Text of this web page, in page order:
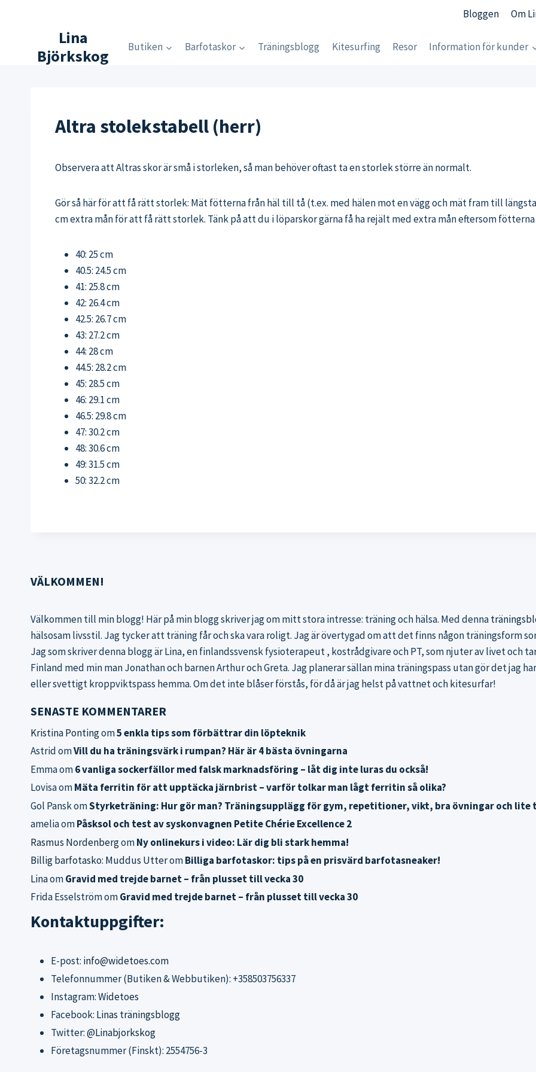
Bloggen Om
Lina
Björkskog
Butiken Barfotaskor Träningsblogg Kitesurfing Resor Information för kunder
Altra stolekstabell (herr)
Observera att Altras skor är små i storleken, så man behöver oftast ta en storlek större än normalt.
Gör så här för att få rätt storlek: Mät fötterna från häl till tå (t.ex. med hälen mot en vägg och mät fram till
cm extra mån för att få rätt storlek. Tänk på att du i löparskor gärna få ha rejält med extra mån eftersom
40: 25 cm
40.5: 24.5 cm
41: 25.8 cm
42: 26.4 cm
42.5: 26.7 cm
43: 27.2 cm
44: 28 cm
44.5: 28.2 cm
45: 28.5 cm
46: 29.1 cm
46.5: 29.8 cm
47: 30.2 cm
48: 30.6 cm
49: 31.5 cm
50: 32.2 cm
VÄLKOMMEN!
Välkommen till min blogg! Här på min blogg skriver jag om mitt stora intresse: träning och hälsa. Med denna
hälsosam livsstil. Jag tycker att träning får och ska vara roligt. Jag är övertygad om att det finns någon träningsform
Jag som skriver denna blogg är Lina, en finlandssvensk fysioterapeut , kostrådgivare och PT, som njuter av livet och
Finland med min man Jonathan och barnen Arthur och Greta. Jag planerar sällan mina träningspass utan gör det jag
eller svettigt kroppviktspass hemma. Om det inte blåser förstås, för då är jag helst på vattnet och kitesurfar!
SENASTE KOMMENTARER
Kristina Pontingom5 enkla tips som förbättrar din löpteknik
AstridomVill du ha träningsvärk i rumpan? Här är 4 bästa övningarna
Emmaom6 vanliga sockerfällor med falsk marknadsföring – låt dig inte luras du också!
LovisaomMäta ferritin för att upptäcka järnbrist – varför tolkar man lågt ferritin så olika?
Gol PanskomStyrketräning: Hur gör man? Träningsupplägg för gym, repetitioner, vikt, bra övningar och lite
ameliaomPåsksol och test av syskonvagnen Petite Chérie Excellence 2
Rasmus NordenbergomNy onlinekurs i video: Lär dig bli stark hemma!
Billig barfotasko: Muddus UtteromBilliga barfotaskor: tips på en prisvärd barfotasneaker!
LinaomGravid med trejde barnet – från plusset till vecka 30
Frida EsselströmomGravid med trejde barnet – från plusset till vecka 30
Kontaktuppgifter:
E-post: info@widetoes.com
Telefonnummer (Butiken & Webbutiken): +358503756337
Instagram:Widetoes
Facebook: Linas träningsblogg
Twitter:@Linabjorkskog
Företagsnummer (Finskt): 2554756-3